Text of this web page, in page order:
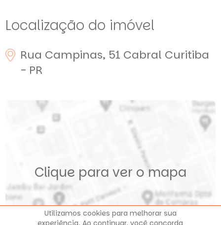
Localização do imóvel
Rua Campinas, 51 Cabral Curitiba
- PR
Clique para ver o mapa
Utilizamos cookies para melhorar sua
experiência. Ao continuar, você concorda